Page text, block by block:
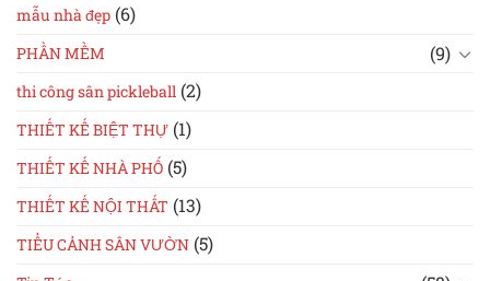
mẫu nhà đẹp (6)
PHẦN MỀM (9)
thi công sân pickleball (2)
THIẾT KẾ BIỆT THỰ (1)
THIẾT KẾ NHÀ PHỐ (5)
THIẾT KẾ NỘI THẤT (13)
TIỂU CẢNH SÂN VƯỜN (5)